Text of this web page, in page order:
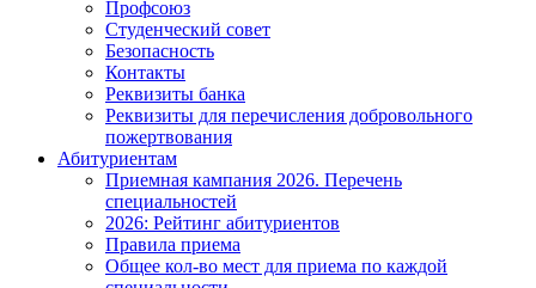
Профсоюз
Студенческий совет
Безопасность
Контакты
Реквизиты банка
Реквизиты для перечисления добровольного
пожертвования
Абитуриентам
Приемная кампания 2026. Перечень
специальностей
2026: Рейтинг абитуриентов
Правила приема
Общее кол-во мест для приема по каждой